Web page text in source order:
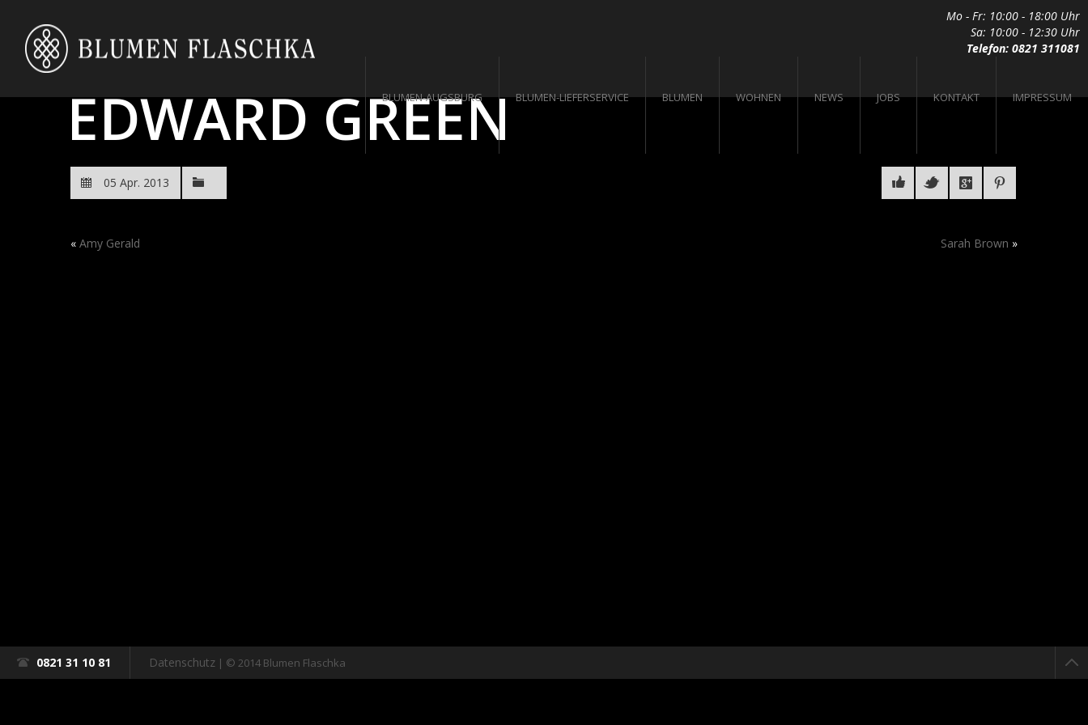
Mo - Fr: 10:00 - 18:00 Uhr
Sa: 10:00 - 12:30 Uhr
Telefon: 0821 311081
BLUMEN-AUGSBURG BLUMEN-LIEFERSERVICE BLUMEN WOHNEN NEWS JOBS KONTAKT IMPRESSUM
EDWARD GREEN
05 Apr. 2013
« Amy Gerald Sarah Brown »
0821 31 10 81 Datenschutz | © 2014 Blumen Flaschka